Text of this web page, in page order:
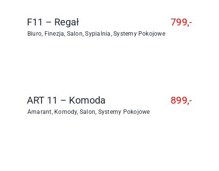
F11 – Regał
Biuro, Finezja, Salon,Sypialnia,Systemy Pokojowe
799,-
ART 11 – Komoda
Amarant, Komody, Salon, Systemy Pokojowe
899,-